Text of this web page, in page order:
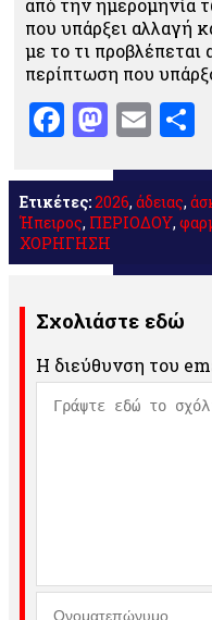
από την ημερομηνία
που υπάρξει αλλαγή
με το τι
περίπτωση που
Facebook
Ετικέτες:2026, άδειας,
Ήπειρος, ΠΕΡΙΟΔΟΥ,
ΧΟΡΗΓΗΣΗ
Σχολιάστε εδώ
Η διεύθυνση του